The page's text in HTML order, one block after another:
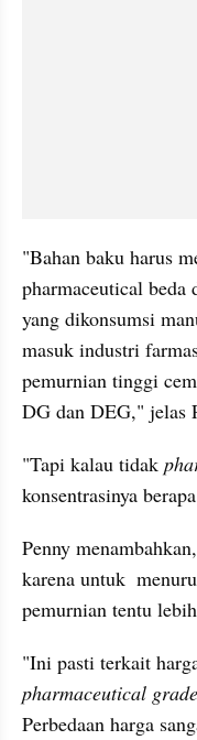
"Bahan baku harus
pharmaceutical
yang dikonsumsi
masuk industri
pemurnian tinggi
DG dan DEG," jelas
"Tapi kalau tidak
konsentrasinya
Penny
karena untuk
pemurnian tentu
pharmaceutical grade
Perbedaan harga